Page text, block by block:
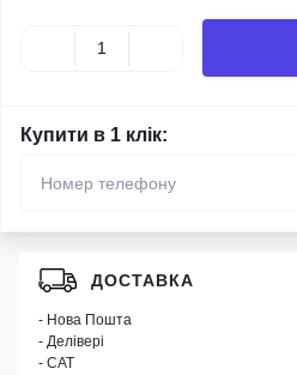
Купити в 1 клік:
ДОСТАВКА
- Нова Пошта
- Делівері
- САТ